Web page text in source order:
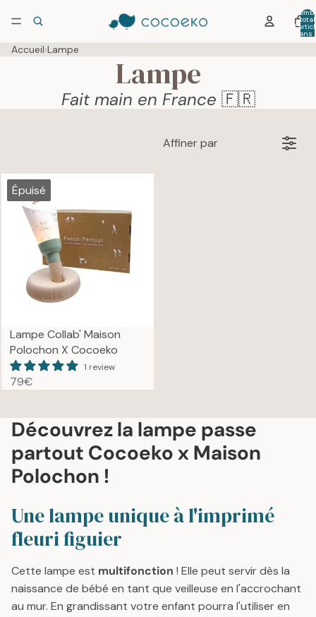
total
dans
Accueil›Lampe
Lampe
Fait main en France 🇫🇷
Affiner par
Épuisé
Lampe Collab' Maison
Polochon X Cocoeko
1 review
R
G
U
A
R
R
C
7
9
€
79€
Découvrez la lampe passe
partout Cocoeko x Maison
Polochon !
Une lampe unique à l'imprimé
fleuri figuier
Cette lampe est multifonction ! Elle peut servir dès la
naissance de bébé en tant que veilleuse en l'accrochant
au mur. En grandissant votre enfant pourra l'utiliser en